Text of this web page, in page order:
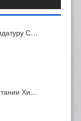
С…
Хи…